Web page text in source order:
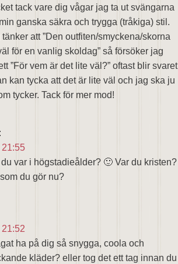
tack vare dig vågar jag ta ut svängarna
ganska säkra och trygga (tråkiga) stil.
att ”Den outfiten/smyckena/skorna
för en vanlig skoldag” så försöker jag
”För vem är det lite väl?” oftast blir svaret
kan tycka att det är lite väl och jag ska ju
tycker. Tack för mer mod!
21:55
var i högstadieålder? 🙂 Var du kristen?
du gör nu?
ha på dig så snygga, coola och
kläder? eller tog det ett tag innan du